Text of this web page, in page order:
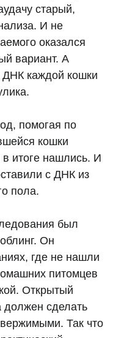
старый,
И не
оказался
вариант. А
ДНК каждой кошки
помогая по
кошки
в итоге нашлись. И
с ДНК из
пола.
был
Он
где не нашли
питомцев
Открытый
должен сделать
Так что